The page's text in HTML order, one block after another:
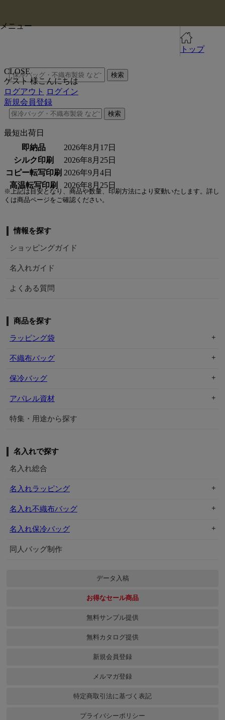
メニュー
トップ
検索
CLOSE
ゲスト 様こんにちは
ログアウト
ログイン
新規会員登録
検索
最短出荷日
即納品
2026年8月17日
シルク印刷
2026年8月25日
コピー転写印刷 2026年9月4日
高温転写印刷
2026年8月25日
※上記は目安となり、商品や数量、印刷方法により変動いたします。詳し
くは商品ページをご確認ください。
情報を探す
ショッピングガイド
名入れガイド
よくある質問
商品を探す
ラッピング袋
不織布バッグ
保冷バッグ
アパレル資材
特集・用途から探す
名入れで探す
名入れ総合
名入れラッピング
名入れ不織布バッグ
名入れ保冷バッグ
同人バッグ制作
データ入稿
お得なセール商品
無料サンプル提供
無料カタログ提供
新規会員登録
メルマガ登録
特定商取引法に基づく表記
プライバシーポリシー